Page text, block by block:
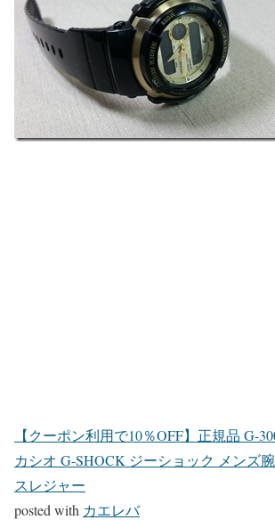
【クーポン利用で10％OFF】正規品 G-
カシオ G-SHOCK ジーショック メンズ
スレジャー
posted with カエレバ